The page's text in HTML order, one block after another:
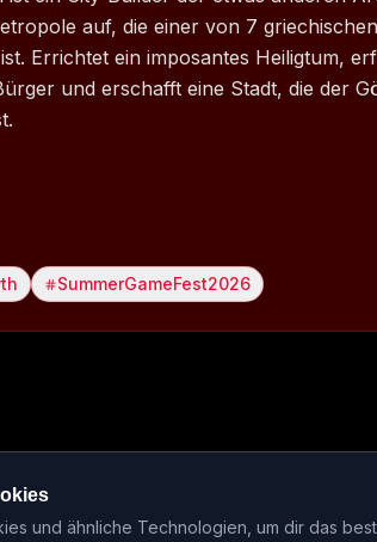
auf, die einer von 7 griechischen
Errichtet ein imposantes Heiligtum,
und erschafft eine Stadt, die der
SummerGameFest2026
Kalender
und ähnliche Technologien, um dir das